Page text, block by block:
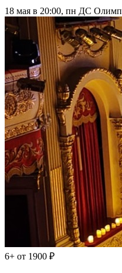
18 мая в 20:00, пн ДС Олимп
6+ от 1900 ₽